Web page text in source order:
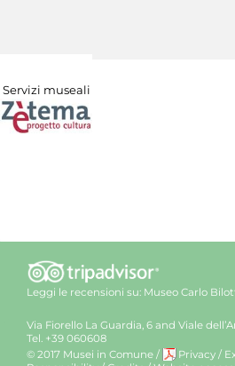
Servizi museali
Leggi le recensioni su: Museo Carlo
Via Fiorello La Guardia, 6 and Viale
Tel. +39 060608
© 2017 Musei in Comune / Privacy /